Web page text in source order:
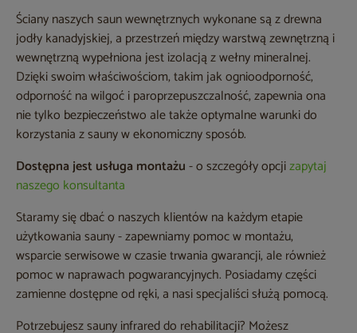
Ściany naszych saun wewnętrznych wykonane są z drewna
jodły kanadyjskiej, a przestrzeń między warstwą zewnętrzną i
wewnętrzną wypełniona jest izolacją z wełny mineralnej.
Dzięki swoim właściwościom, takim jak ognioodporność,
odporność na wilgoć i paroprzepuszczalność, zapewnia ona
nie tylko bezpieczeństwo ale także optymalne warunki do
korzystania z sauny w ekonomiczny sposób.
Dostępna jest usługa montażu- o szczegóły opcjizapytaj
naszego konsultanta
Staramy się dbać o naszych klientów na każdym etapie
użytkowania sauny - zapewniamy pomoc w montażu,
wsparcie serwisowe w czasie trwania gwarancji, ale również
pomoc w naprawach pogwarancyjnych. Posiadamy części
zamienne dostępne od ręki, a nasi specjaliści służą pomocą.
Potrzebujesz sauny infrared do rehabilitacji? Możesz